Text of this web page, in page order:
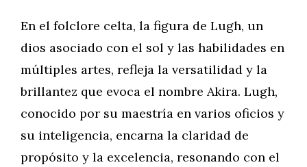
En el folclore celta, la figura de Lugh, un
dios asociado con el sol y las habilidades en
múltiples artes, refleja la versatilidad y la
brillantez que evoca el nombre Akira. Lugh,
conocido por su maestría en varios oficios y
su inteligencia, encarna la claridad de
propósito y la excelencia, resonando con el